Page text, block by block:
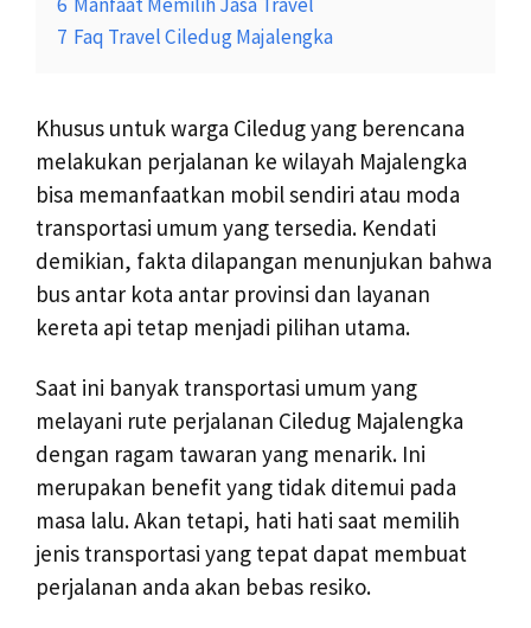
7 Faq Travel Ciledug Majalengka
Khusus untuk warga Ciledug yang berencana
melakukan perjalanan ke wilayah Majalengka
bisa memanfaatkan mobil sendiri atau moda
transportasi umum yang tersedia. Kendati
demikian, fakta dilapangan menunjukan bahwa
bus antar kota antar provinsi dan layanan
kereta api tetap menjadi pilihan utama.
Saat ini banyak transportasi umum yang
melayani rute perjalanan Ciledug Majalengka
dengan ragam tawaran yang menarik. Ini
merupakan benefit yang tidak ditemui pada
masa lalu. Akan tetapi, hati hati saat memilih
jenis transportasi yang tepat dapat membuat
perjalanan anda akan bebas resiko.